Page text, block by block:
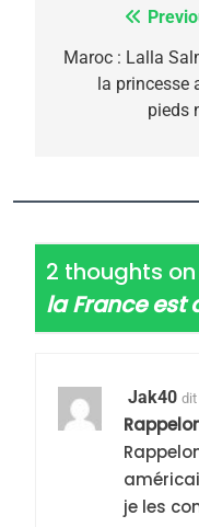
Navigation
de
l’article
Maroc : Lalla
la princesse
pieds
2 thoughts on
la France est
Jak40 dit
je les